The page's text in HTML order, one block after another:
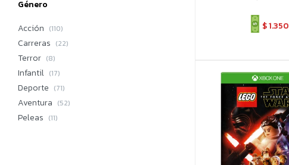
$1.350
Género
Acción (110)
Carreras (22)
Terror (8)
Infantil (17)
Deporte (71)
Aventura (52)
Peleas (11)